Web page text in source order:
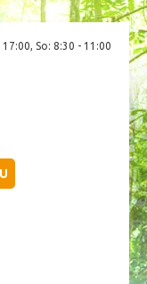
So: 8:30 - 11:00